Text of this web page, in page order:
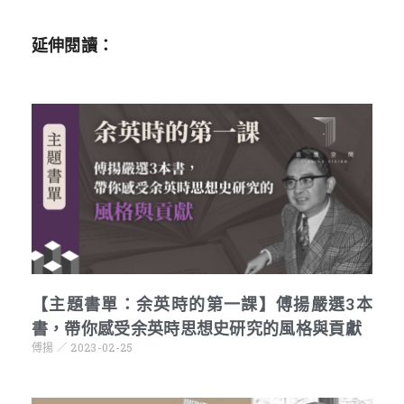
延伸閱讀：
【主題書單：余英時的第一課】傅揚嚴選3本
書，帶你感受余英時思想史研究的風格與貢獻
傅揚 2023-02-25